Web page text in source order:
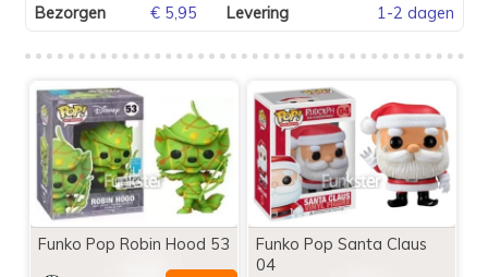
Bezorgen € 5,95 Levering 1-2 dagen
Funko Pop Robin Hood 53
Funko Pop Santa Claus
04